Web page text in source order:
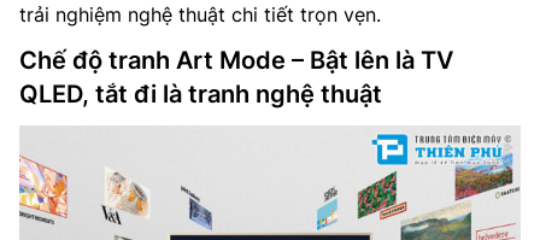
trải nghiệm nghệ thuật chi tiết trọn vẹn.
Chế độ tranh Art Mode – Bật lên là TV
QLED, tắt đi là tranh nghệ thuật